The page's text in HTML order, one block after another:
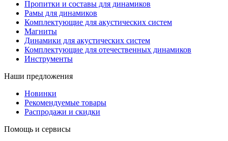
Пропитки и составы для динамиков
Рамы для динамиков
Комплектующие для акустических систем
Магниты
Динамики для акустических систем
Комплектующие для отечественных динамиков
Инструменты
Наши предложения
Новинки
Рекомендуемые товары
Распродажи и скидки
Помощь и сервисы